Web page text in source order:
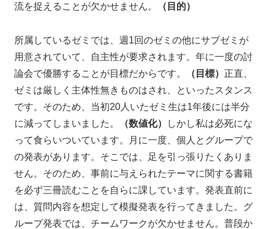
流を捉えることが欠かせません。
（目的）
所属しているゼミでは、週1回のゼミの他にサブゼミが
用意されていて、自主性が要求されます。年に一度の討
論会で優勝することが目標だからです。
（目標） 正直、
ゼミは厳しく主体性無きものはされ、といったスタンス
です。そのため、当初20人いたゼミ生は1年後には半分
に減ってしまいました。
（数値化）
しかし私は必死にな
って食らいついています。月に一度、個人とグループで
の発表があります。そこでは、足を引っ張りたくありま
せん。そのため、事前に与えられたテーマに関する書籍
を必ず三冊読むことを自らに課しています。発表直前に
は、質問内容を想定して模擬発表を行ってきました。グ
ループ発表では、チームワークが欠かせません。普段か